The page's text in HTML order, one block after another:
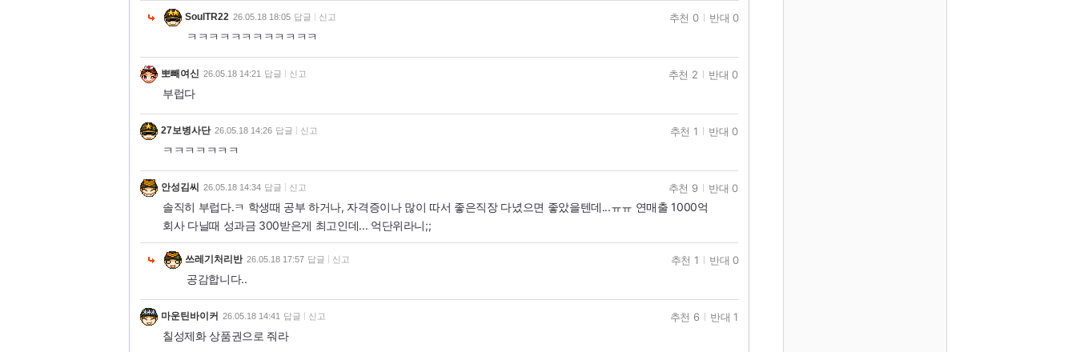
SoulTR22 26.05.18 18:05 답글 신고
ㅋㅋㅋㅋㅋㅋㅋㅋㅋㅋㅋㅋ
추천 0 반대 0
뽀빼여신 26.05.18 14:21 답글 신고
부럽다
추천 2 반대 0
27보병사단 26.05.18 14:26 답글 신고
ㅋㅋㅋㅋㅋㅋㅋ
추천 1 반대 0
안성김씨 26.05.18 14:34 답글 신고
솔직히 부럽다.ㅋ 학생때 공부 하거나, 자격증이나 많이 따서 좋은직장 다녔으면 좋았을텐데...ㅠㅠ 연매출 1000억
회사 다닐때 성과금 300받은게 최고인데... 억단위라니;;
추천 9 반대 0
쓰레기처리반 26.05.18 17:57 답글 신고
공감합니다..
추천 1 반대 0
마운틴바이커 26.05.18 14:41 답글 신고
칠성제화 상품권으로 줘라
추천 6 반대 1